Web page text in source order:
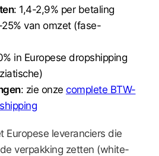
: 1,4-2,9% per betaling
van omzet (fase-
in Europese dropshipping
: zie onze complete BTW-
Europese leveranciers die
verpakking zetten (white-